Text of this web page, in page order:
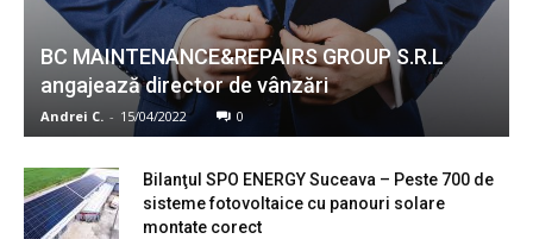
BC MAINTENANCE&REPAIRS GROUP S.R.L
angajează director de vânzări
Andrei C. - 15/04/2022 0
Bilanţul SPO ENERGY Suceava – Peste 700 de
sisteme fotovoltaice cu panouri solare
montate corect